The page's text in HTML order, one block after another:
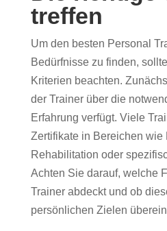
treffen
Um den besten Personal
Bedürfnisse zu finden,
Kriterien beachten.
der Trainer über die
Erfahrung verfügt. Viele
Zertifikate in Bereichen wie
Rehabilitation oder
Achten Sie darauf, welche
Trainer abdeckt und ob
persönlichen Zielen